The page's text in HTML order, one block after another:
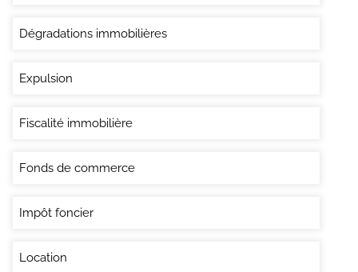
Dégradations immobilières
Expulsion
Fiscalité immobilière
Fonds de commerce
Impôt foncier
Location